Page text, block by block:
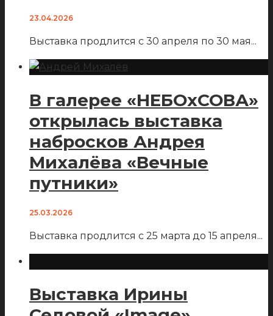
23.04.2026
Выставка продлится с 30 апреля по 30 мая...
В галерее «НЕБОхСОВА»
открылась выставка
набросков Андрея
Михалёва «Вечные
путники»
25.03.2026
Выставка продлится с 25 марта до 15 апреля...
Выставка Ирины